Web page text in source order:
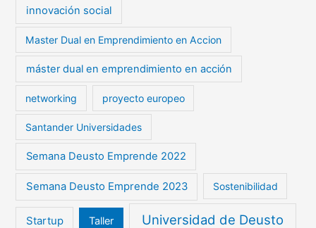
innovación social
Master Dual en Emprendimiento en Accion
máster dual en emprendimiento en acción
networking proyecto europeo
Santander Universidades
Semana Deusto Emprende 2022
Semana Deusto Emprende 2023 Sostenibilidad
Startup Taller Universidad de Deusto